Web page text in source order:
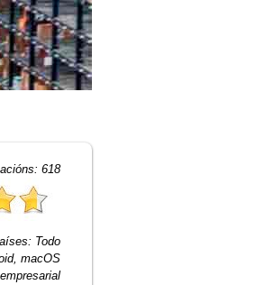
618
Todo
macOS